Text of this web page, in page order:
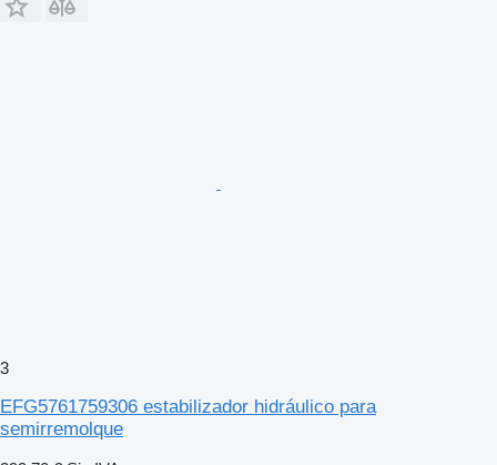
3
EFG5761759306 estabilizador hidráulico para
semirremolque